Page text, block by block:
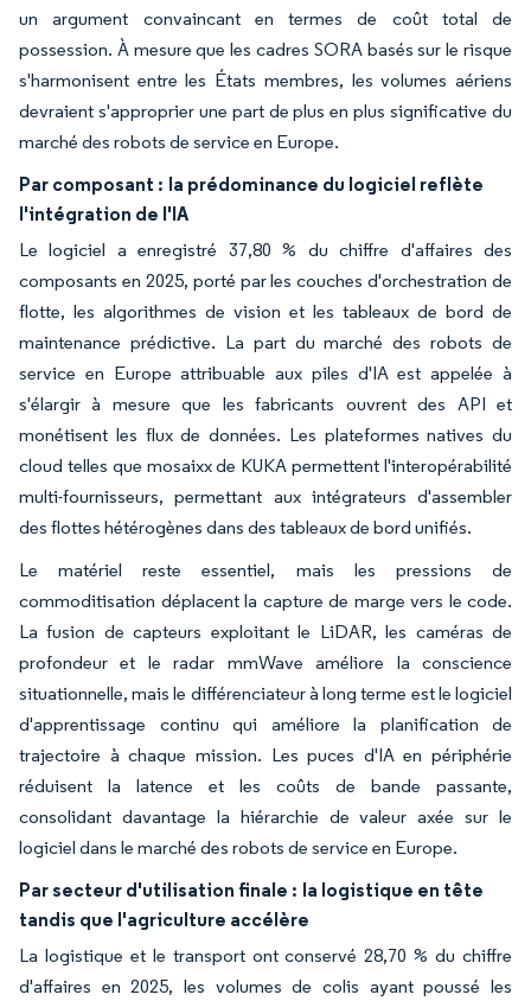
un argument convaincant en termes de coût total de
possession. À mesure que les cadres SORA basés sur le risque
s'harmonisent entre les États membres, les volumes aériens
devraient s'approprier une part de plus en plus significative du
marché des robots de service en Europe.
Par composant : la prédominance du logiciel reflète
l'intégration de l'IA
Le logiciel a enregistré 37,80 % du chiffre d'affaires des
composants en 2025, porté par les couches d'orchestration de
flotte, les algorithmes de vision et les tableaux de bord de
maintenance prédictive. La part du marché des robots de
service en Europe attribuable aux piles d'IA est appelée à
s'élargir à mesure que les fabricants ouvrent des API et
monétisent les flux de données. Les plateformes natives du
cloud telles que mosaixx de KUKA permettent l'interopérabilité
multi-fournisseurs, permettant aux intégrateurs d'assembler
des flottes hétérogènes dans des tableaux de bord unifiés.
Le matériel reste essentiel, mais les pressions de
commoditisation déplacent la capture de marge vers le code.
La fusion de capteurs exploitant le LiDAR, les caméras de
profondeur et le radar mmWave améliore la conscience
situationnelle, mais le différenciateur à long terme est le logiciel
d'apprentissage continu qui améliore la planification de
trajectoire à chaque mission. Les puces d'IA en périphérie
réduisent la latence et les coûts de bande passante,
consolidant davantage la hiérarchie de valeur axée sur le
logiciel dans le marché des robots de service en Europe.
Par secteur d'utilisation finale : la logistique en tête
tandis que l'agriculture accélère
La logistique et le transport ont conservé 28,70 % du chiffre
d'affaires en 2025, les volumes de colis ayant poussé les